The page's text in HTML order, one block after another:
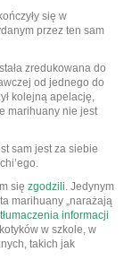
się w
przez ten sam
zredukowana do
od jednego do
kolejną apelację,
marihuany nie jest
sam jest za siebie
się zgodzili. Jedynym
marihuany „narażają
informacji
w szkole, w
takich jak